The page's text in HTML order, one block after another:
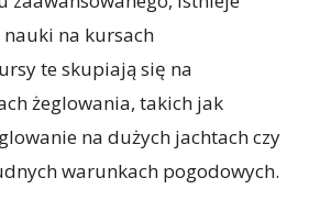
na kursach
te skupiają się na
żeglowania, takich jak
na dużych jachtach czy
warunkach pogodowych.